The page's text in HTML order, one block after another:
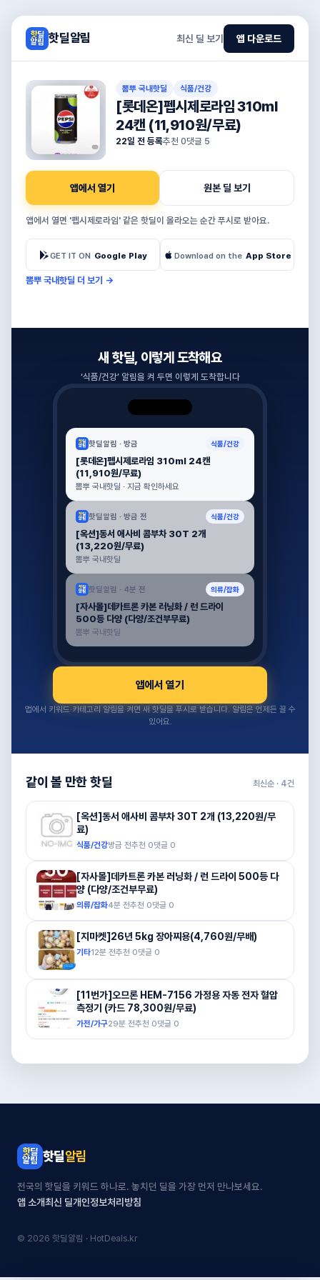
핫딜알림 최신 딜 보기 앱 다운로드
뽐뿌 국내핫딜 식품/건강
[롯데온]펩시제로라임 310ml
24캔 (11,910원/무료)
22일 전 등록추천 0댓글 5
앱에서 열기 원본 딜 보기
앱에서 열면 '펩시제로라임' 같은 핫딜이 올라오는 순간 푸시로 받아요.
GET IT ON Google Play Download on the App Store
뽐뿌 국내핫딜 더 보기 →
새 핫딜, 이렇게 도착해요
‘식품/건강’ 알림을 켜 두면 이렇게 도착합니다
핫딜알림 · 방금 식품/건강
[롯데온]펩시제로라임 310ml 24캔
(11,910원/무료)
뽐뿌 국내핫딜 · 지금 확인하세요
핫딜알림 · 방금 전 식품/건강
[옥션]동서 애사비 콤부차 30T 2개
(13,220원/무료)
뽐뿌 국내핫딜
핫딜알림 · 4분 전 의류/잡화
[자사몰]데카트론 카본 러닝화 / 런 드라이
500등 다양 (다양/조건부무료)
뽐뿌 국내핫딜
앱에서 열기
앱에서 키워드·카테고리 알림을 켜면 새 핫딜을 푸시로 받습니다. 알림은 언제든 끌 수
있어요.
같이 볼 만한 핫딜 최신순 · 4건
[옥션]동서 애사비 콤부차 30T 2개 (13,220원/무
료)
식품/건강방금 전추천 0댓글 0
[자사몰]데카트론 카본 러닝화 / 런 드라이 500등 다
양 (다양/조건부무료)
의류/잡화4분 전추천 0댓글 0
[지마켓]26년 5kg 장아찌용(4,760원/무배)
기타12분 전추천 0댓글 0
[11번가]오므론 HEM-7156 가정용 자동 전자 혈압
측정기 (카드 78,300원/무료)
가전/가구29분 전추천 0댓글 0
핫딜알림
전국의 핫딜을 키워드 하나로. 놓치던 딜을 가장 먼저 만나보세요.
앱 소개최신 딜개인정보처리방침
© 2026 핫딜알림 · HotDeals.kr